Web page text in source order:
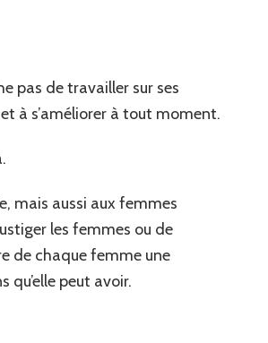
pas de travailler sur ses
à s’améliorer à tout moment.
mais aussi aux femmes
les femmes ou de
de chaque femme une
peut avoir.